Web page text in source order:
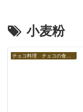
小麦粉